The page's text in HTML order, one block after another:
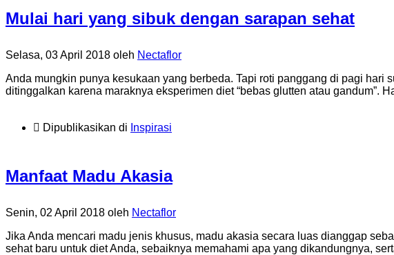
Mulai hari yang sibuk dengan sarapan sehat
Selasa, 03 April 2018 oleh Nectaflor
Anda mungkin punya kesukaan yang berbeda. Tapi roti panggang di pagi
ditinggalkan karena maraknya eksperimen diet “bebas glutten atau gandum”.
Dipublikasikan di Inspirasi
Manfaat Madu Akasia
Senin, 02 April 2018 oleh Nectaflor
Jika Anda mencari madu jenis khusus, madu akasia secara luas dianggap
sehat baru untuk diet Anda, sebaiknya memahami apa yang dikandungnya,